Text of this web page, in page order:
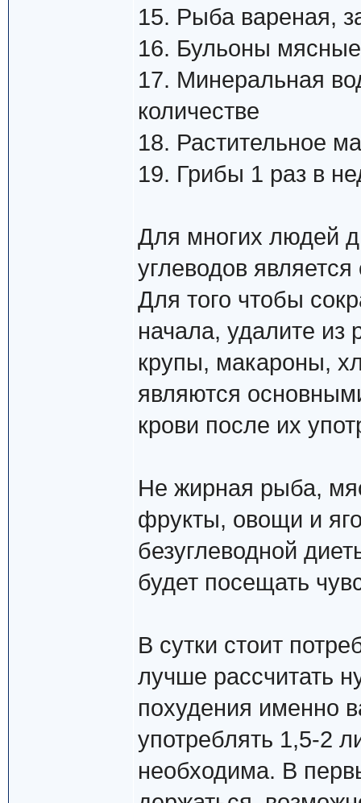
15. Рыба вареная,
16. Бульоны
17. Минеральная
количестве
18. Растительное
19. Грибы 1 раз в
Для многих людей
углеводов
Для того чтобы
начала, удалите
крупы, макароны,
являются
крови после их
Не жирная рыба,
фрукты, овощи и
безуглеводной
будет посещать
В сутки стоит
лучше рассчитать
похудения именно
употреблять 1,5-2
необходима. В